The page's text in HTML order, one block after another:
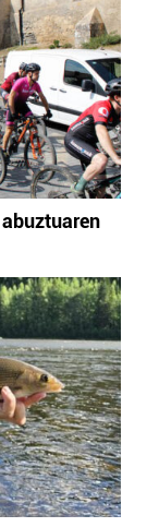
moduari
lehentasunak
ken dezakezu
cookie-
eta
hori